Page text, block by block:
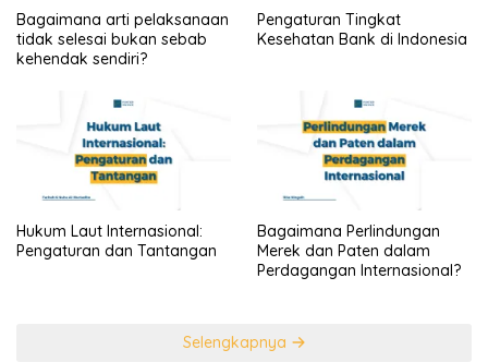
Bagaimana arti pelaksanaan
tidak selesai bukan sebab
kehendak sendiri?
Pengaturan Tingkat
Kesehatan Bank di Indonesia
Hukum Laut Internasional:
Pengaturan dan Tantangan
Bagaimana Perlindungan
Merek dan Paten dalam
Perdagangan Internasional?
Selengkapnya